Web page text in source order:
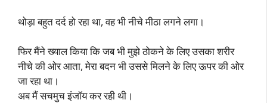
थोड़ा बहुत दर्द हो रहा था, वह भी नीचे मीठा लगने लगा।
फिर मैंने ख्याल किया कि जब भी मुझे ठोकने के लिए उसका शरीर
नीचे की ओर आता, मेरा बदन भी उससे मिलने के लिए ऊपर की ओर
जा रहा था।
अब मैं सचमुच इंजॉय कर रही थी।